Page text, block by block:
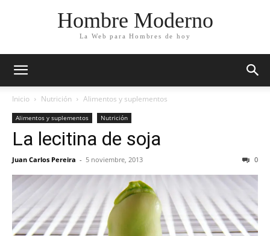
Hombre Moderno
La Web para Hombres de hoy
Inicio Nutrición Alimentos y suplementos
Alimentos y suplementos Nutrición
La lecitina de soja
Juan Carlos Pereira - 5 noviembre, 2013 0